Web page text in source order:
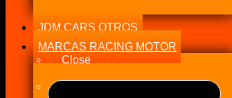
JDM CARS OTROS
MARCAS RACING MOTOR
Close